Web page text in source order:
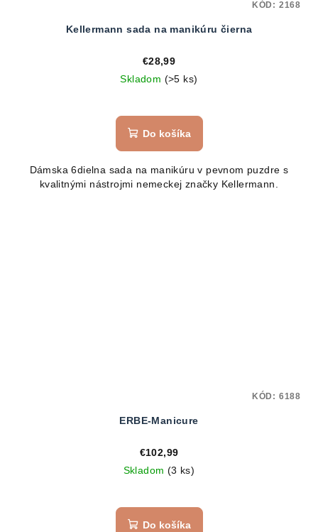
Kellermann sada na manikúru čierna
€28,99
Skladom (>5 ks)
Do košíka
Dámska 6dielna sada na manikúru v pevnom puzdre s
kvalitnými nástrojmi nemeckej značky Kellermann.
KÓD: 2168
ERBE-Manicure
€102,99
Skladom (3 ks)
Do košíka
KÓD: 6188